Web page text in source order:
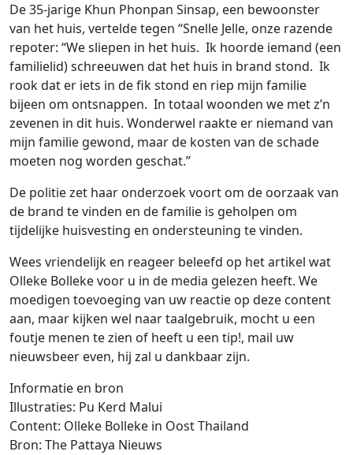
De 35-jarige Khun Phonpan Sinsap, een bewoonster
van het huis, vertelde tegen “Snelle Jelle, onze razende
repoter: “We sliepen in het huis. Ik hoorde iemand (een
familielid) schreeuwen dat het huis in brand stond. Ik
rook dat er iets in de fik stond en riep mijn familie
bijeen om ontsnappen. In totaal woonden we met z’n
zevenen in dit huis. Wonderwel raakte er niemand van
mijn familie gewond, maar de kosten van de schade
moeten nog worden geschat.”
De politie zet haar onderzoek voort om de oorzaak van
de brand te vinden en de familie is geholpen om
tijdelijke huisvesting en ondersteuning te vinden.
Wees vriendelijk en reageer beleefd op het artikel wat
Olleke Bolleke voor u in de media gelezen heeft. We
moedigen toevoeging van uw reactie op deze content
aan, maar kijken wel naar taalgebruik, mocht u een
foutje menen te zien of heeft u een tip!, mail uw
nieuwsbeer even, hij zal u dankbaar zijn.
Informatie en bron
Illustraties: Pu Kerd Malui
Content: Olleke Bolleke in Oost Thailand
Bron: The Pattaya Nieuws